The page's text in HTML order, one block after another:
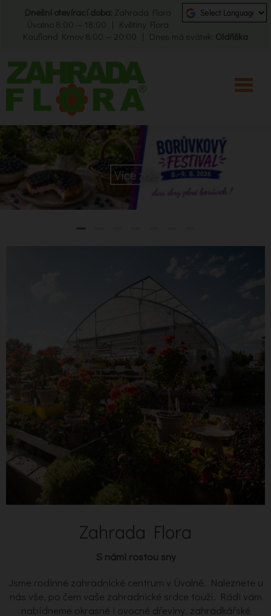
Dnešní otevírací doba: Zahrada Flora
Úvalno 8:00 — 18:00 | Květiny Flora
Kaufland Krnov 8:00 — 20:00 | Dnes má svátek: Oldřiška
Více zde
Zahrada Flora
S námi rostou sny
Jsme rodinné zahradnické centrum v Úvalně. Naleznete u
nás vše, po čem vaše zahradnické srdce touží. Rádi vám
nabídneme okrasné i ovocné dřeviny, zahrádkářské